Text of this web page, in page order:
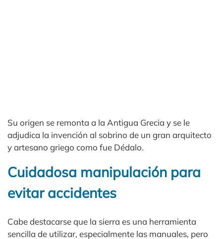
Su origen se remonta a la Antigua Grecia y se le
adjudica la invención al sobrino de un gran arquitecto
y artesano griego como fue Dédalo.
Cuidadosa manipulación para
evitar accidentes
Cabe destacarse que la sierra es una herramienta
sencilla de utilizar, especialmente las manuales, pero